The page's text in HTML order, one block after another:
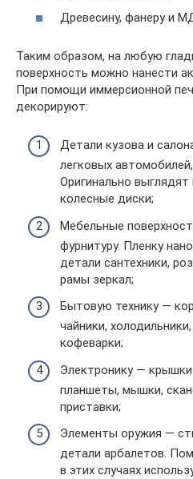
Древесину, фанеру и
Таким образом, на любую
поверхность можно нанести
При помощи иммерсионной
декорируют:
Детали кузова и
легковых
Оригинально выглядят
колесные диски;
Мебельные
фурнитуру. Пленку
детали сантехники,
рамы зеркал;
Бытовую технику —
чайники,
кофеварки;
Электронику —
планшеты, мышки,
приставки;
Элементы оружия —
детали арбалетов.
в этих случаях